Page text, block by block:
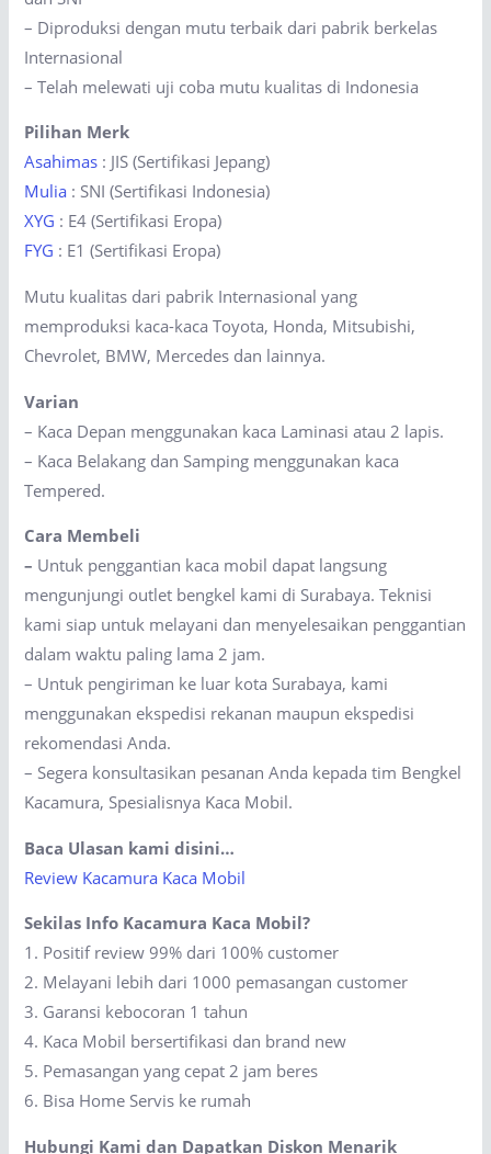
– Diproduksi dengan mutu terbaik dari pabrik berkelas
Internasional
– Telah melewati uji coba mutu kualitas di Indonesia
Pilihan Merk
Asahimas : JIS (Sertifikasi Jepang)
Mulia : SNI (Sertifikasi Indonesia)
XYG : E4 (Sertifikasi Eropa)
FYG : E1 (Sertifikasi Eropa)
Mutu kualitas dari pabrik Internasional yang
memproduksi kaca-kaca Toyota, Honda, Mitsubishi,
Chevrolet, BMW, Mercedes dan lainnya.
Varian
– Kaca Depan menggunakan kaca Laminasi atau 2 lapis.
– Kaca Belakang dan Samping menggunakan kaca
Tempered.
Cara Membeli
– Untuk penggantian kaca mobil dapat langsung
mengunjungi outlet bengkel kami di Surabaya. Teknisi
kami siap untuk melayani dan menyelesaikan penggantian
dalam waktu paling lama 2 jam.
– Untuk pengiriman ke luar kota Surabaya, kami
menggunakan ekspedisi rekanan maupun ekspedisi
rekomendasi Anda.
– Segera konsultasikan pesanan Anda kepada tim Bengkel
Kacamura, Spesialisnya Kaca Mobil.
Baca Ulasan kami disini…
Review Kacamura Kaca Mobil
Sekilas Info Kacamura Kaca Mobil?
1. Positif review 99% dari 100% customer
2. Melayani lebih dari 1000 pemasangan customer
3. Garansi kebocoran 1 tahun
4. Kaca Mobil bersertifikasi dan brand new
5. Pemasangan yang cepat 2 jam beres
6. Bisa Home Servis ke rumah
Hubungi Kami dan Dapatkan Diskon Menarik